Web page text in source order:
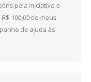
pela iniciativa e
100,00 de meus
de ajuda às